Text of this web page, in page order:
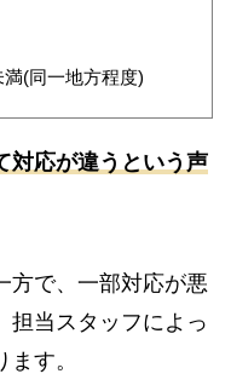
(同一地方程度)
対応が違うという声
方で、一部対応が悪
担当スタッフによっ
す。